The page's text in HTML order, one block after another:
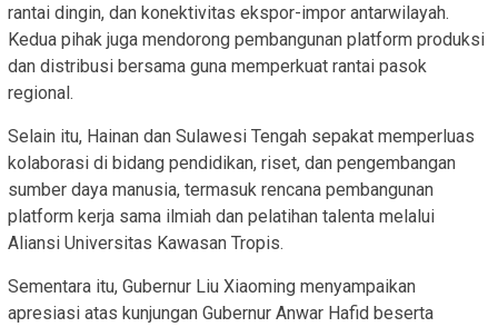
rantai dingin, dan konektivitas ekspor-impor antarwilayah.
Kedua pihak juga mendorong pembangunan platform produksi
dan distribusi bersama guna memperkuat rantai pasok
regional.
Selain itu, Hainan dan Sulawesi Tengah sepakat memperluas
kolaborasi di bidang pendidikan, riset, dan pengembangan
sumber daya manusia, termasuk rencana pembangunan
platform kerja sama ilmiah dan pelatihan talenta melalui
Aliansi Universitas Kawasan Tropis.
Sementara itu, Gubernur Liu Xiaoming menyampaikan
apresiasi atas kunjungan Gubernur Anwar Hafid beserta